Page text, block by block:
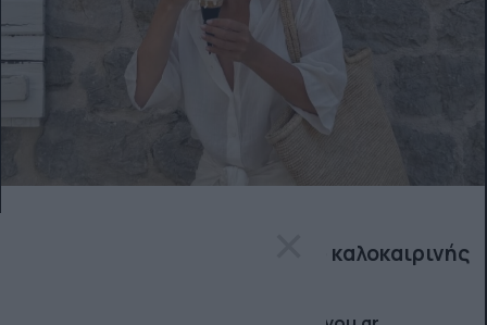
Τα βασικά κομμάτια της capsule καλοκαιρινής